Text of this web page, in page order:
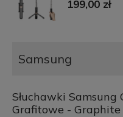
199,00 zł
Samsung
Słuchawki Samsung
Grafitowe - Graphite